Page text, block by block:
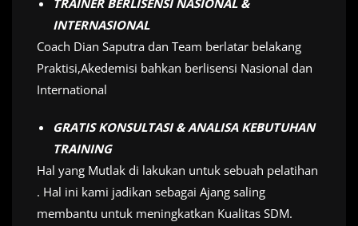
TRAINER BERLISENSI NASIONAL &
INTERNASIONAL
Coach Dian Saputra dan Team berlatar belakang
Praktisi,Akedemisi bahkan berlisensi Nasional dan
International
GRATIS KONSULTASI & ANALISA KEBUTUHAN
TRAINING
Hal yang Mutlak di lakukan untuk sebuah pelatihan
. Hal ini kami jadikan sebagai Ajang saling
membantu untuk meningkatkan Kualitas SDM.